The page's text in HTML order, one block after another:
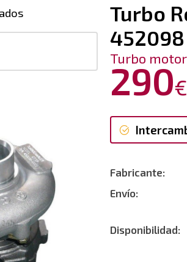
Turbo
452098
Turbo
290€
Fabricante:
Envío:
Disponibilidad: